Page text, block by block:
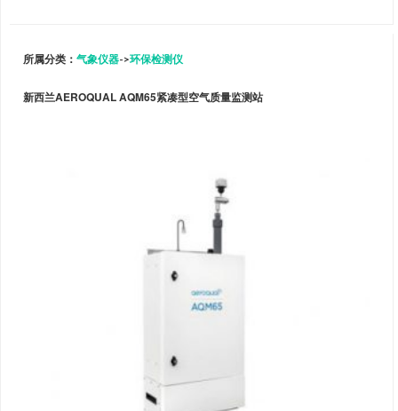
所属分类： 气象仪器->环保检测仪
新西兰AEROQUAL AQM65紧凑型空气质量监测站